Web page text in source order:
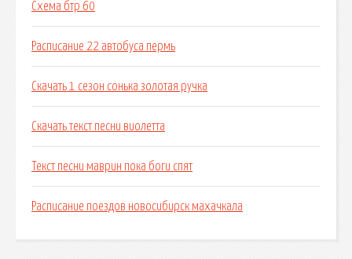
Схема бтр 60
Расписание 22 автобуса пермь
Скачать 1 сезон сонька золотая ручка
Скачать текст песни виолетта
Текст песни маврин пока боги спят
Расписание поездов новосибирск махачкала